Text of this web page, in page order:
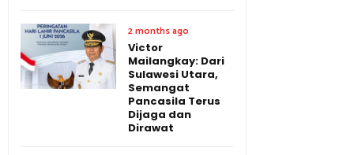
2 months ago
Victor
Mailangkay: Dari
Sulawesi Utara,
Semangat
Pancasila Terus
Dijaga dan
Dirawat